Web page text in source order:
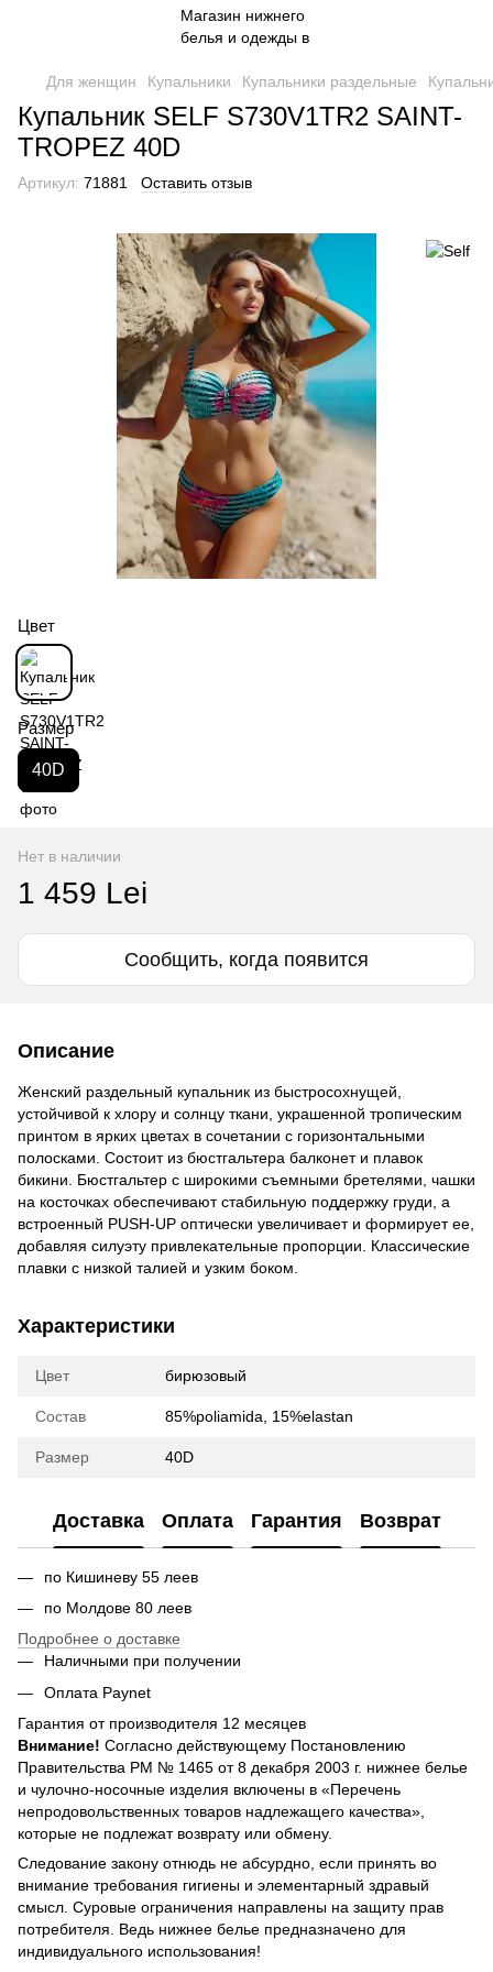
Для женщин Купальники Купальники раздельные
Купальник SELF S730V1TR2 SAINT-
TROPEZ 40D
Артикул: 71881 Оставить отзыв
Цвет
Размер
40D
Нет в наличии
1 459 Lei
Сообщить, когда появится
Описание
Женский раздельный купальник из быстросохнущей,
устойчивой к хлору и солнцу ткани, украшенной тропическим
принтом в ярких цветах в сочетании с горизонтальными
полосками. Состоит из бюстгальтера балконет и плавок
бикини. Бюстгальтер с широкими съемными бретелями, чашки
на косточках обеспечивают стабильную поддержку груди, а
встроенный PUSH-UP оптически увеличивает и формирует ее,
добавляя силуэту привлекательные пропорции. Классические
плавки с низкой талией и узким боком.
Характеристики
Цвет бирюзовый
Состав 85%poliamida, 15%elastan
Размер 40D
Доставка Оплата Гарантия Возврат
по Кишиневу 55 леев
по Молдове 80 леев
Подробнее о доставке
Наличными при получении
Оплата Paynet
Гарантия от производителя 12 месяцев
Внимание! Согласно действующему Постановлению
Правительства РМ № 1465 от 8 декабря 2003 г. нижнее белье
и чулочно-носочные изделия включены в «Перечень
непродовольственных товаров надлежащего качества»,
которые не подлежат возврату или обмену.
Следование закону отнюдь не абсурдно, если принять во
внимание требования гигиены и элементарный здравый
смысл. Суровые ограничения направлены на защиту прав
потребителя. Ведь нижнее белье предназначено для
индивидуального использования!